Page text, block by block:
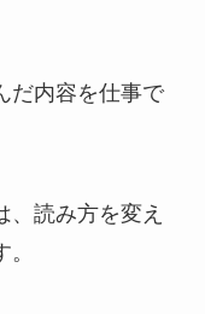
だ内容を仕事で
読み方を変え